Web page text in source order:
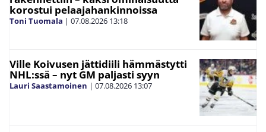
korostui pelaajahankinnoissa
Toni Tuomala | 07.08.2026 13:18
Ville Koivusen jättidiili hämmästytti
NHL:ssä – nyt GM paljasti syyn
Lauri Saastamoinen | 07.08.2026 13:07